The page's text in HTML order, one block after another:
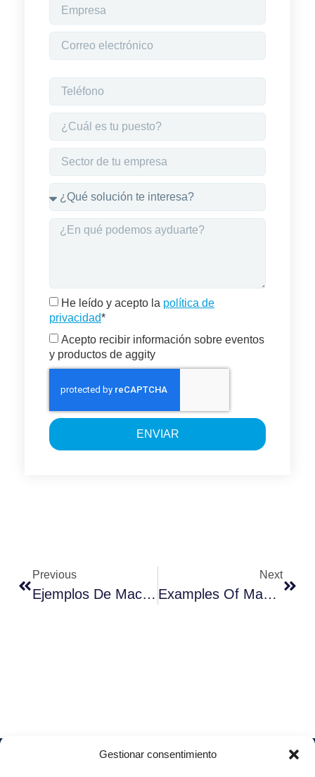
Gestionar consentimiento
He leído y acepto la política de
privacidad*
Acepto recibir información sobre eventos
y productos de aggity
ENVIAR
Previous
Ejemplos De Machine Learning En Smart Factories
Next
Examples Of Machine Learning In Smart Factories
Soluciones
Quiénes